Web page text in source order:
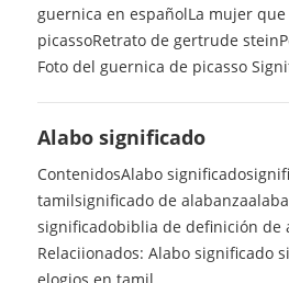
guernica en españolLa mujer
picassoRetrato de gertrude
Foto del guernica de picasso
Alabo significado
ContenidosAlabo
tamilsignificado de
significadobiblia de definición de
Relaciionados: Alabo significado